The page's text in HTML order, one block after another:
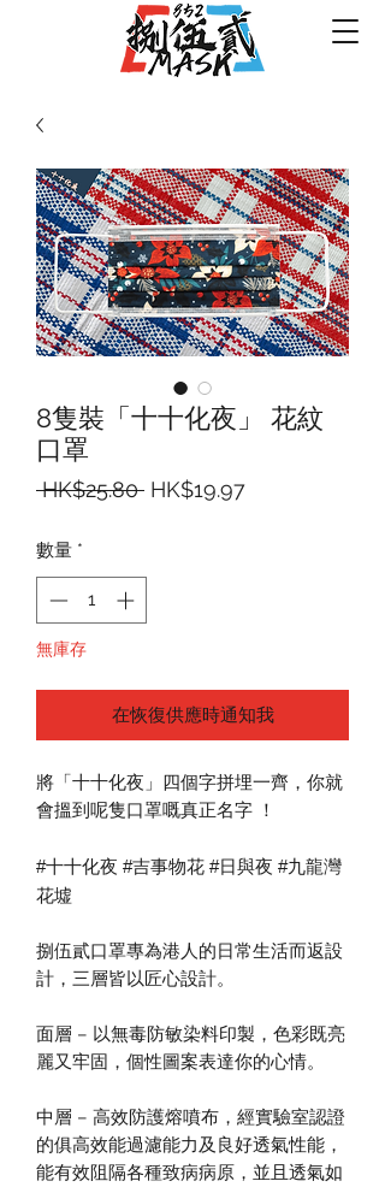
8隻裝「十十化夜」 花紋
口罩
HK$25.80 一
格
HK$19.97促
數量 *
無庫存
在恢復供應時通知我
將「十十化夜」四個字拼埋一齊，你就
會搵到呢隻口罩嘅真正名字 ！
#十十化夜 #吉事物花 #日與夜 #九龍灣
花墟
捌伍貳口罩專為港人的日常生活而返設
計，三層皆以匠心設計。
面層 – 以無毒防敏染料印製，色彩既亮
麗又牢固，個性圖案表達你的心情。
中層 – 高效防護熔噴布，經實驗室認證
的俱高效能過濾能力及良好透氣性能，
能有效阻隔各種致病病原，並且透氣如